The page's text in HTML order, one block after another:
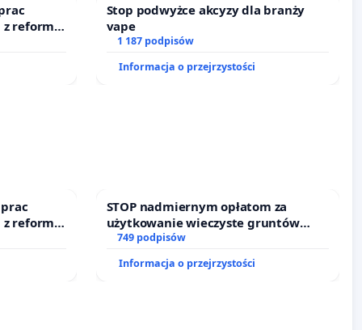
reformą
Stop podwyżce akcyzy dla branży
vape
1 187 podpisów
Informacja o przejrzystości
reformą
STOP nadmiernym opłatom za
użytkowanie wieczyste gruntów
zajmowanych przez rodzinne ogrody
749 podpisów
Informacja o przejrzystości